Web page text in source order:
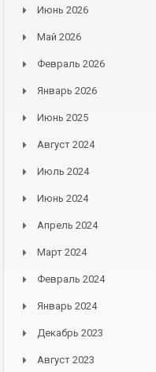
Июнь 2026
Май 2026
Февраль 2026
Январь 2026
Июнь 2025
Август 2024
Июль 2024
Июнь 2024
Апрель 2024
Март 2024
Февраль 2024
Январь 2024
Декабрь 2023
Август 2023